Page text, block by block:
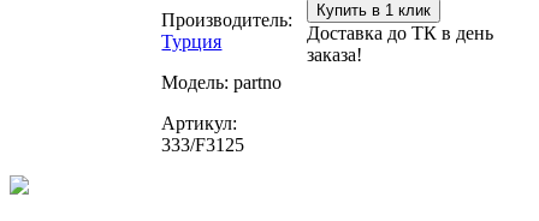
Производитель:
Турция
Модель: partno
Артикул:
333/F3125
Купить в 1 клик
Доставка до ТК в день
заказа!